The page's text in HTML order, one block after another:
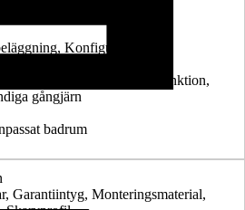
Konfigurerbar
möjlig, Lyft-sänk-funktion,
gångjärn
badrum
Garantiintyg, Monteringsmaterial,